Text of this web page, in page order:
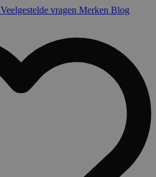
Veelgestelde vragen Merken Blog